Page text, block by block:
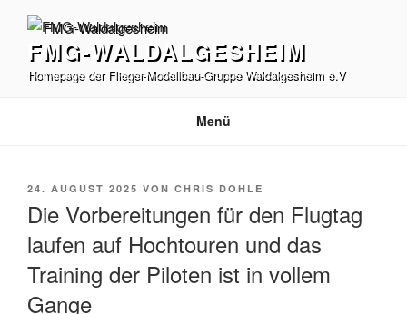
Inhalt
springenFMG-WALDALGESHEIM
Homepage der Flieger-Modellbau-Gruppe Waldalgesheim e.V
Menü
VERÖFFENTLICHT
24. AUGUST 2025 VON CHRIS DOHLE
Die Vorbereitungen für den Flugtag
laufen auf Hochtouren und das
Training der Piloten ist in vollem
Gange